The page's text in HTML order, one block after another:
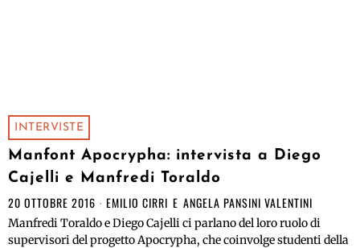
INTERVISTE
Manfont Apocrypha: intervista a Diego
Cajelli e Manfredi Toraldo
20 OTTOBRE 2016 EMILIO CIRRI E ANGELA PANSINI VALENTINI
Manfredi Toraldo e Diego Cajelli ci parlano del loro ruolo di
supervisori del progetto Apocrypha, che coinvolge studenti della